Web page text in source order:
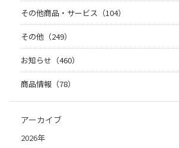
その他商品・サービス（104）
その他（249）
お知らせ（460）
商品情報（78）
アーカイブ
2026年